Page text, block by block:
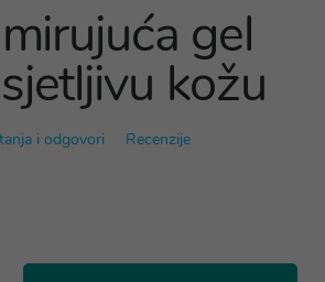
gel
kožu
i odgovori Recenzije